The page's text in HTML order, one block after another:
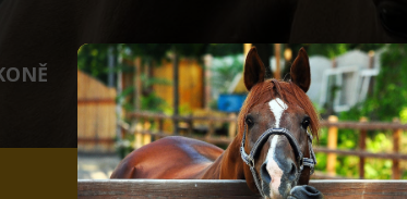
JEZDCI STÁJ A OHRADA